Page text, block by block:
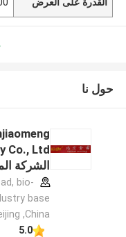
حول نا
الشركة
bio-
base
,China
5.0